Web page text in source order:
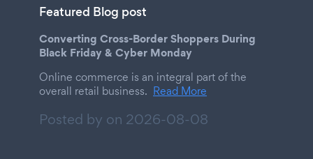
Featured Blog post
Converting Cross-Border Shoppers During
Black Friday & Cyber Monday
Online commerce is an integral part of the
overall retail business. Read More
Posted by on 2026-08-08